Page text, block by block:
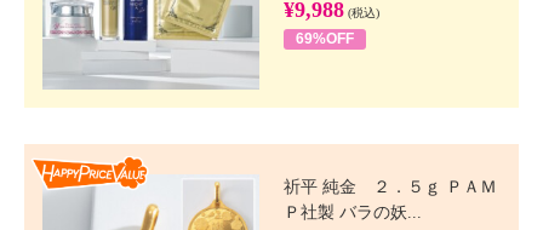
¥9,988 (税込)
69%OFF
祈平 純金 ２．５ｇ ＰＡＭ
Ｐ社製 バラの妖...